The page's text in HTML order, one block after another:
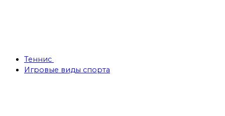
Теннис
Игровые виды спорта